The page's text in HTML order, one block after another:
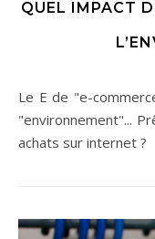
QUEL IMPACT
Le E de "e-commerce" ne renvoie clairement pas au E de
"environnement"...
achats sur internet ?